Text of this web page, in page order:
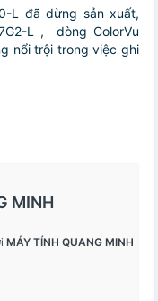
L đã dừng sản xuất,
L , dòng ColorVu
nổi trội trong việc ghi
MINH
MÁY TÍNH QUANG MINH